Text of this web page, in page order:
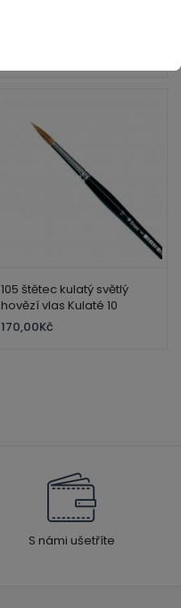
105 štětec kulatý světlý
hovězí vlas Kulaté 10
170,00Kč
S námi ušetříte